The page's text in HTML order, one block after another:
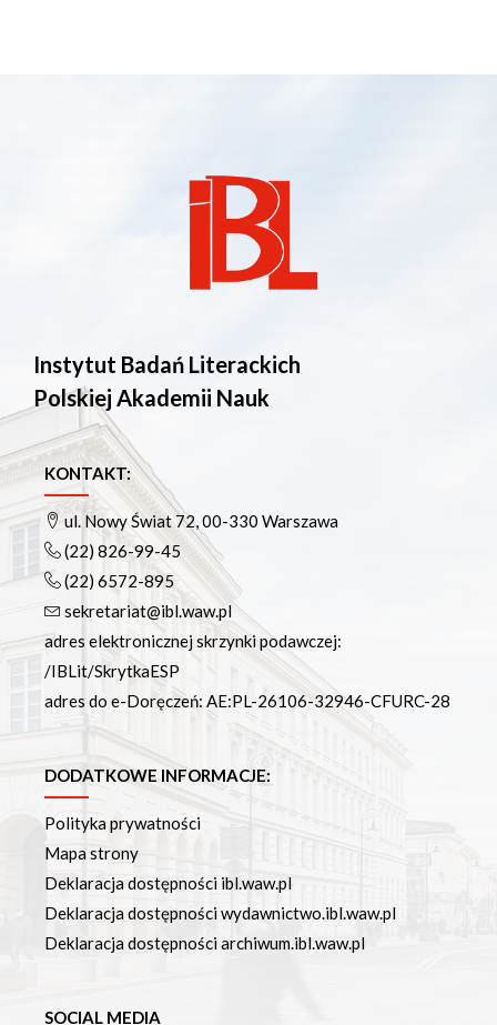
Instytut Badań Literackich
Polskiej Akademii Nauk
KONTAKT:
ul. Nowy Świat 72, 00-330 Warszawa
(22) 826-99-45
(22) 6572-895
sekretariat@ibl.waw.pl
adres elektronicznej skrzynki podawczej:
/IBLit/SkrytkaESP
adres do e-Doręczeń: AE:PL-26106-32946-CFURC-28
DODATKOWE INFORMACJE:
Polityka prywatności
Mapa strony
Deklaracja dostępności ibl.waw.pl
Deklaracja dostępności wydawnictwo.ibl.waw.pl
Deklaracja dostępności archiwum.ibl.waw.pl
SOCIAL MEDIA